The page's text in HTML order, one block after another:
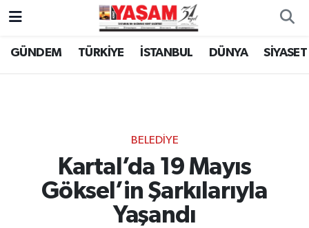
GÜNDEM TÜRKİYE İSTANBUL DÜNYA SİYASET
BELEDİYE
Kartal’da 19 Mayıs
Göksel’in Şarkılarıyla
Yaşandı